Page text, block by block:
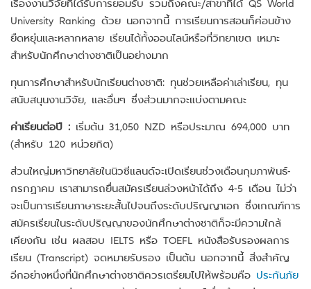
เรื่องงานวิจัยที่ได้รับการยอมรับ รวมถึงคณะ/สาขาที่ได้ QS World
University Ranking ด้วย นอกจากนี้ การเรียนการสอนก็ค่อนข้าง
ยืดหยุ่นและหลากหลาย เรียนได้ทั้งออนไลน์หรือที่วิทยาเขต เหมาะ
สำหรับนักศึกษาต่างชาติเป็นอย่างมาก
ทุนการศึกษาสำหรับนักเรียนต่างชาติ: ทุนช่วยเหลือค่าเล่าเรียน, ทุน
สนับสนุนงานวิจัย, และอื่นๆ ซึ่งส่วนมากจะแบ่งตามคณะ
ค่าเรียนต่อปี : เริ่มต้น 31,050 NZD หรือประมาณ 694,000 บาท
(สำหรับ 120 หน่วยกิต)
ส่วนใหญ่มหาวิทยาลัยในนิวซีแลนด์จะเปิดเรียนช่วงเดือนกุมภาพันธ์-
กรกฏาคม เราสามารถยื่นสมัครเรียนล่วงหน้าได้ถึง 4-5 เดือน ไม่ว่า
จะเป็นการเรียนภาษาระยะสั้นไปจนถึงระดับปริญญาเอก ซึ่งเกณฑ์การ
สมัครเรียนในระดับปริญญาของนักศึกษาต่างชาติก็จะมีความใกล้
เคียงกัน เช่น ผลสอบ IELTS หรือ TOEFL หนังสือรับรองผลการ
เรียน (Transcript) จดหมายรับรอง เป็นต้น นอกจากนี้ สิ่งสำคัญ
อีกอย่างหนึ่งที่นักศึกษาต่างชาติควรเตรียมไปให้พร้อมคือ ประกันภัย